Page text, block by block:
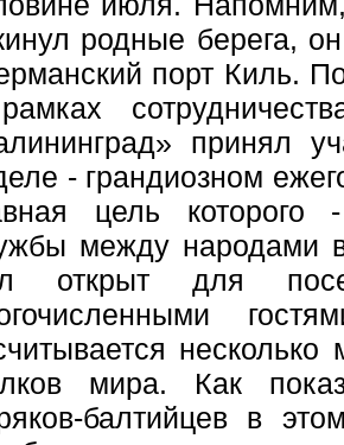
родные берега,
порт Киль.
принял
- грандиозном
цель которого
между народами
открыт для
мира. Как
балтийцев в